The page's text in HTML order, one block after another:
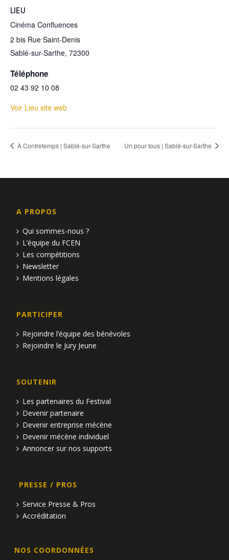
LIEU
Cinéma Confluences
2 bis Rue Saint-Denis
Sablé-sur-Sarthe, 72300
Téléphone
02 43 92 10 08
Voir Lieu site web
À Contretemps | Sablé-sur-Sarthe Un pour tous | Sablé-sur-Sarthe
A PROPOS
Qui sommes-nous ?
L’équipe du FCEN
Les compétitions
Newsletter
Mentions légales
PARTICIPER
Rejoindre l’équipe des bénévoles
Rejoindre le Jury Jeune
SOUTENIR
Les partenaires du Festival
Devenir partenaire
Devenir entreprise mécène
Devenir mécène individuel
Annoncer sur nos supports
PRESSE / PROS
Service Presse & Pros
Accréditation
NOS COORDONNÉES